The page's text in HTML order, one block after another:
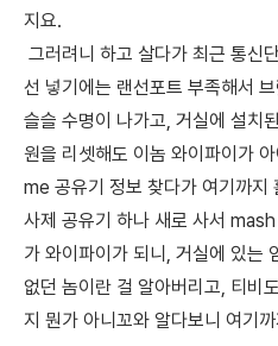
지요.
그러려니 하고 살다가 최근 통신
선 넣기에는 랜선포트 부족해서
슬슬 수명이 나가고, 거실에 설치
원을 리셋해도 이놈 와이파이가
me 공유기 정보 찾다가 여기까지
사제 공유기 하나 새로 사서
가 와이파이가 되니, 거실에 있는
없던 놈이란 걸 알아버리고, 티비
지 뭔가 아니꼬와 알다보니 여기